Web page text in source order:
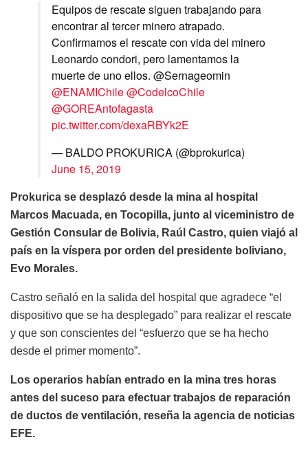
Equipos de rescate siguen trabajando para
encontrar al tercer minero atrapado.
Confirmamos el rescate con vida del minero
Leonardo condori, pero lamentamos la
muerte de uno ellos. @Sernageomin
@ENAMIChile@CodelcoChile
@GOREAntofagasta
pic.twitter.com/dexaRBYk2E
— BALDO PROKURICA (@bprokurica)
June 15, 2019
Prokurica se desplazó desde la mina al hospital
Marcos Macuada, en Tocopilla, junto al viceministro de
Gestión Consular de Bolivia, Raúl Castro, quien viajó al
país en la víspera por orden del presidente boliviano,
Evo Morales.
Castro señaló en la salida del hospital que agradece “el
dispositivo que se ha desplegado” para realizar el rescate
y que son conscientes del “esfuerzo que se ha hecho
desde el primer momento”.
Los operarios habían entrado en la mina tres horas
antes del suceso para efectuar trabajos de reparación
de ductos de ventilación, reseña la agencia de noticias
EFE.